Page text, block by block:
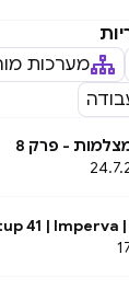
מערכות
- פרק 8
41 | Imperva